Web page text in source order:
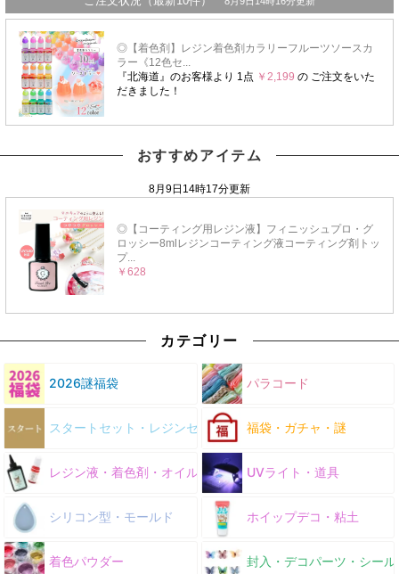
おすすめアイテム
カテゴリー
2026謎福袋 パラコード
スタートセット・レジンセット 福袋・ガチャ・謎
レジン液・着色剤・オイル UVライト・道具
シリコン型・モールド ホイップデコ・粘土
着色パウダー 封入・デコパーツ・シール